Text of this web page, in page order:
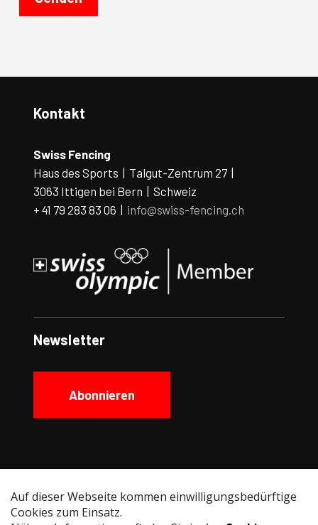
Kontakt
Swiss Fencing
Haus des Sports | Talgut-Zentrum 27 |
3063 Ittigen bei Bern | Schweiz
+ 41 79 283 83 06 | info@swiss-fencing.ch
Newsletter
Abonnieren
Instagram Facebook